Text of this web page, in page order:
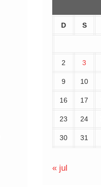
D S
2 3
9 10
16 17
23 24
30 31
« jul